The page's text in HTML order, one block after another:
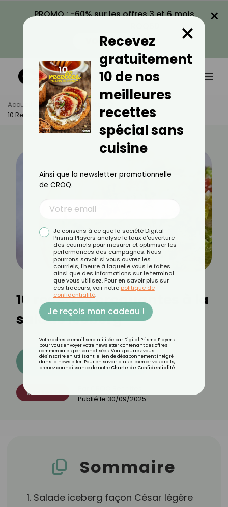
PROMO : -60% sur les offres 3 et 6 mois
VOIR LA PROMO
×
Accueil Actus
Recettes
10 Recettes Croquantes À La Salade Iceberg
10 recettes croquantes à la
salade iceberg
Découvrez les 11 menus CROQ
RECETTES
Publié le 30/09/2025
Sommaire
1. Salade iceberg façon César légère
Recevez
gratuitement
10 de nos
meilleures
recettes
spécial sans
cuisine
×
Ainsi que la newsletter promotionnelle
de CROQ.
Je consens à ce que la société Digital
Prisma Players analyse le taux d'ouverture
des courriels pour mesurer et optimiser les
performances des campagnes. Nous
pourrons savoir si vous ouvrez les
courriels, l'heure à laquelle vous le faites
ainsi que des informations sur le terminal
que vous utilisez. Pour en savoir plus sur
ces traceurs, voir notre politique de
confidentialité.
Je reçois mon cadeau !
Votre adresse email sera utilisée par Digital Prisma Players
pour vous envoyer votre newsletter contenant des offres
commerciales personnalisées. Vous pourrez vous
désinscrire en utilisant le lien de désabonnement intégré
dans la newsletter. Pour en savoir plus et exercer vos droits,
prenez connaissance de notre Charte de Confidentialité.